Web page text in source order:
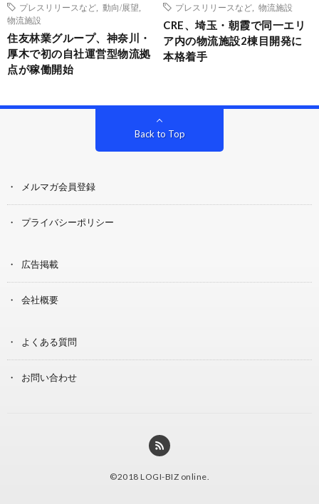
プレスリリースなど
動向/展望
物流施設
住友林業グループ、神奈川・
厚木で初の自社運営型物流拠
点が稼働開始
プレスリリースなど
物流施設
CRE、埼玉・朝霞で同一エリ
ア内の物流施設2棟目開発に
本格着手
Back to Top
メルマガ会員登録
プライバシーポリシー
広告掲載
会社概要
よくある質問
お問い合わせ
©2018 LOGI-BIZ online.